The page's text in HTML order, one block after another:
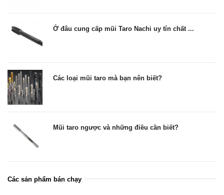
Ở đâu cung cấp mũi Taro Nachi uy tín chất ...
Các loại mũi taro mà bạn nên biết?
Mũi taro ngược và những điều cần biết?
Các sản phẩm bán chạy